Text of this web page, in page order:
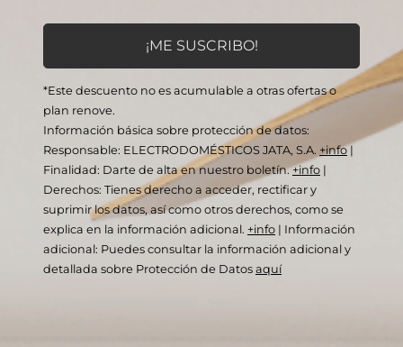
*Este descuento no es acumulable a otras ofertas o
plan renove.
Información básica sobre protección de datos:
Responsable: ELECTRODOMÉSTICOS JATA, S.A. +info |
Finalidad: Darte de alta en nuestro boletín.+info |
Derechos: Tienes derecho a acceder, rectificar y
suprimir los datos, así como otros derechos, como se
explica en la información adicional. +info | Información
adicional: Puedes consultar la información adicional y
detallada sobre Protección de Datos aquí